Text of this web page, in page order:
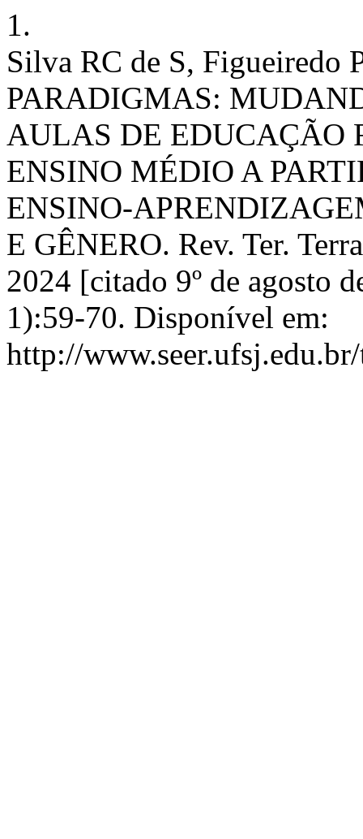
1.
Silva RC de S, Figueiredo
PARADIGMAS:
AULAS DE EDUCAÇÃO
ENSINO MÉDIO A
ENSINO-
E GÊNERO. Rev. Ter.
2024 [citado 9º de agosto
1):59-70. Disponível em:
http://